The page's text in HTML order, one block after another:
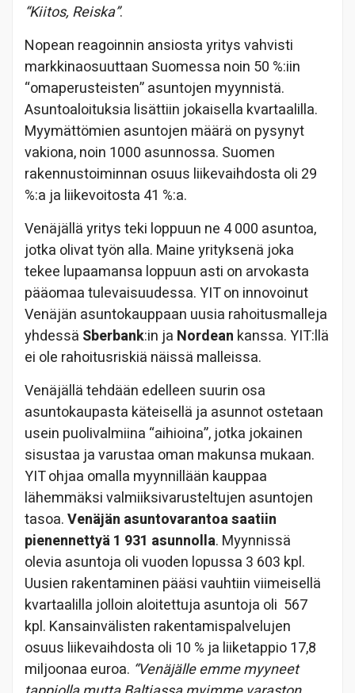
“Kiitos, Reiska”.
Nopean reagoinnin ansiosta yritys vahvisti
markkinaosuuttaan Suomessa noin 50 %:iin
“omaperusteisten” asuntojen myynnistä.
Asuntoaloituksia lisättiin jokaisella kvartaalilla.
Myymättömien asuntojen määrä on pysynyt
vakiona, noin 1000 asunnossa. Suomen
rakennustoiminnan osuus liikevaihdosta oli 29
%:a ja liikevoitosta 41 %:a.
Venäjällä yritys teki loppuun ne 4 000 asuntoa,
jotka olivat työn alla. Maine yrityksenä joka
tekee lupaamansa loppuun asti on arvokasta
pääomaa tulevaisuudessa. YIT on innovoinut
Venäjän asuntokauppaan uusia rahoitusmalleja
yhdessä Sberbank:in ja Nordean kanssa. YIT:llä
ei ole rahoitusriskiä näissä malleissa.
Venäjällä tehdään edelleen suurin osa
asuntokaupasta käteisellä ja asunnot ostetaan
usein puolivalmiina “aihioina”, jotka jokainen
sisustaa ja varustaa oman makunsa mukaan.
YIT ohjaa omalla myynnillään kauppaa
lähemmäksi valmiiksivarusteltujen asuntojen
tasoa.Venäjän asuntovarantoa saatiin
pienennettyä 1 931 asunnolla. Myynnissä
olevia asuntoja oli vuoden lopussa 3 603 kpl.
Uusien rakentaminen pääsi vauhtiin viimeisellä
kvartaalilla jolloin aloitettuja asuntoja oli 567
kpl. Kansainvälisten rakentamispalvelujen
osuus liikevaihdosta oli 10 % ja liiketappio 17,8
miljoonaa euroa. “Venäjälle emme myyneet